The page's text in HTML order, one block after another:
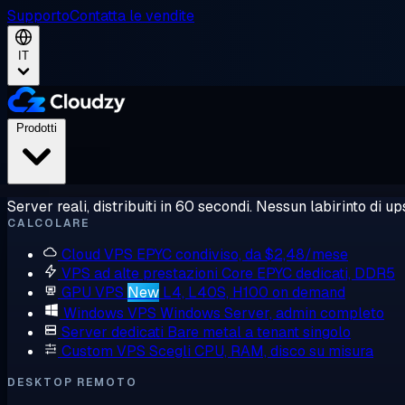
SupportoContatta le vendite
IT
Server reali, distribuiti in 60 secondi. Nessun labirinto di
CALCOLARE
Cloud VPS EPYC condiviso, da $2,48/mese
VPS ad alte prestazioni Core EPYC dedicati, DDR5
GPU VPS New L4, L40S, H100 on demand
Windows VPS Windows Server, admin completo
Server dedicati Bare metal a tenant singolo
Custom VPS Scegli CPU, RAM, disco su misura
DESKTOP REMOTO